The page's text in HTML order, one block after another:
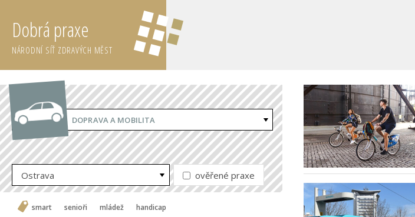
Dobrá praxe
NÁRODNÍ SÍŤ ZDRAVÝCH MĚST
DOPRAVA A MOBILITA
Ostrava ověřené praxe
smart senioři mládež handicap